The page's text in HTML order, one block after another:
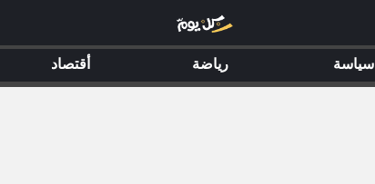
سياسة رياضة أقتصاد